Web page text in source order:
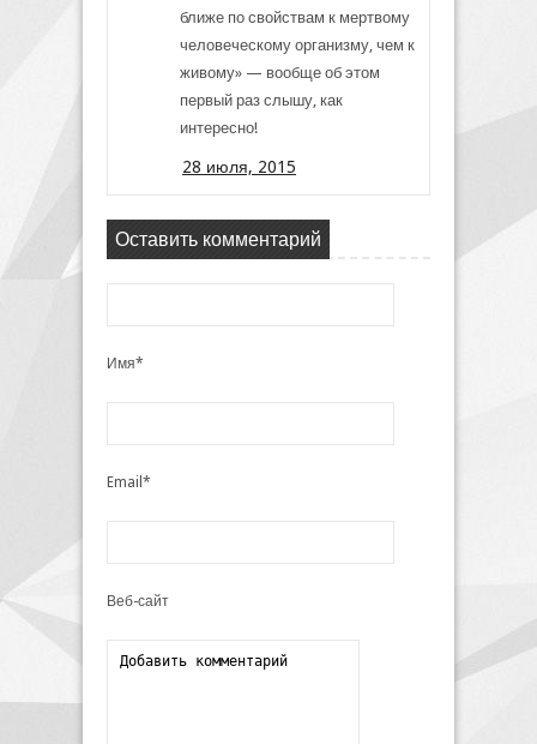
ближе по свойствам к мертвому
человеческому организму, чем к
живому» — вообще об этом
первый раз слышу, как
интересно!
28 июля, 2015
Оставить комментарий
Имя*
Email*
Веб-сайт